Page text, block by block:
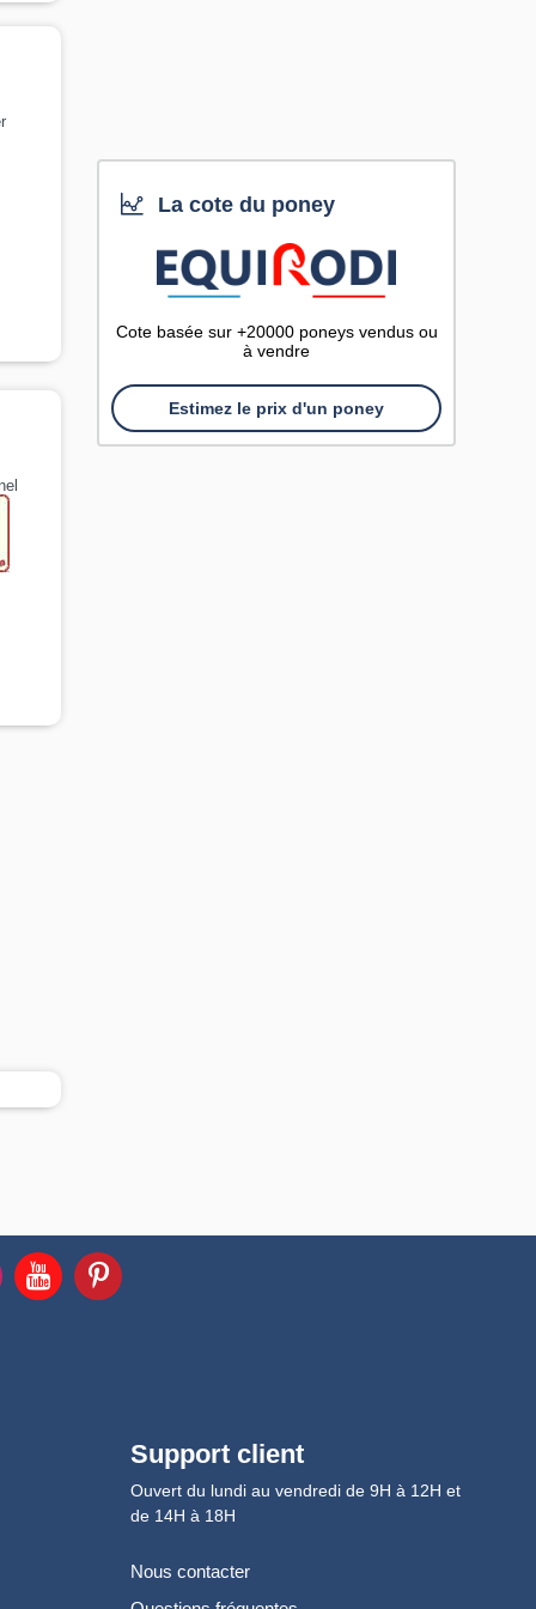
La cote du poney
Cote basée sur +20000 poneys vendus ou
à vendre
Estimez le prix d'un poney
Support client
Ouvert du lundi au vendredi de 9H à 12H et
de 14H à 18H
Nous contacter